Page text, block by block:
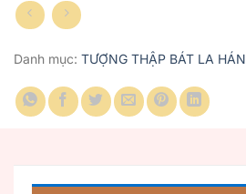
Danh mục: TƯỢNG THẬP BÁT LA HÁN